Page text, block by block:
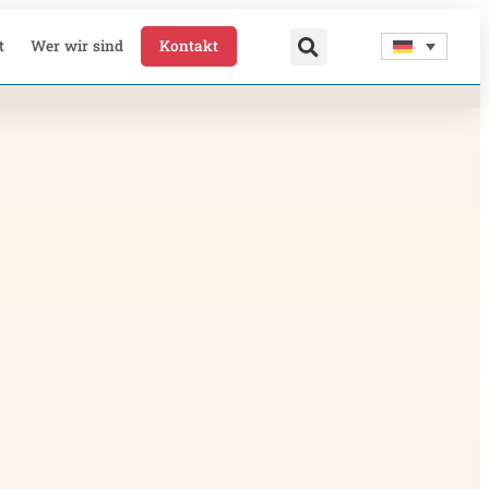
Wer wir sind Kontakt